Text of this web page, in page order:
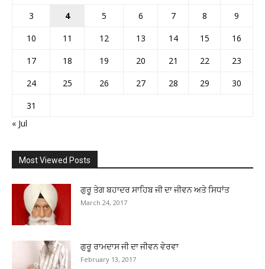
3
4 5 6 7 8
9
10
11 12 13 14 15
16
17
18 19 20 21 22
23
24
25 26 27 28 29
30
31
« Jul
Most Viewed Posts
ਗੁਰੂ ਤੇਗ ਬਹਾਦਰ ਸਾਹਿਬ ਜੀ ਦਾ ਜੀਵਨ ਅਤੇ ਸਿਧਾਂਤ
March 24, 2017
ਗੁਰੂ ਰਾਮਦਾਸ ਜੀ ਦਾ ਜੀਵਨ ਵੇਰਵਾ
February 13, 2017